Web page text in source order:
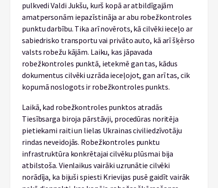
pulkvedi Valdi Jukšu, kurš kopā ar atbildīgajām
amatpersonām iepazīstināja ar abu robežkontroles
punktu darbību. Tika arī novērots, kā cilvēki ieceļo ar
sabiedrisko transportu vai privāto auto, kā arī šķērso
valsts robežu kājām. Laiku, kas jāpavada
robežkontroles punktā, ietekmē gan tas, kādus
dokumentus cilvēki uzrāda ieceļojot, gan arī tas, cik
kopumā noslogots ir robežkontroles punkts.
Laikā, kad robežkontroles punktos atradās
Tiesībsarga biroja pārstāvji, procedūras noritēja
pietiekami raiti un lielas Ukrainas civiliedzīvotāju
rindas neveidojās. Robežkontroles punktu
infrastruktūra konkrētajai cilvēku plūsmai bija
atbilstoša. Vienlaikus vairāki uzrunātie cilvēki
norādīja, ka bijuši spiesti Krievijas pusē gaidīt vairāk